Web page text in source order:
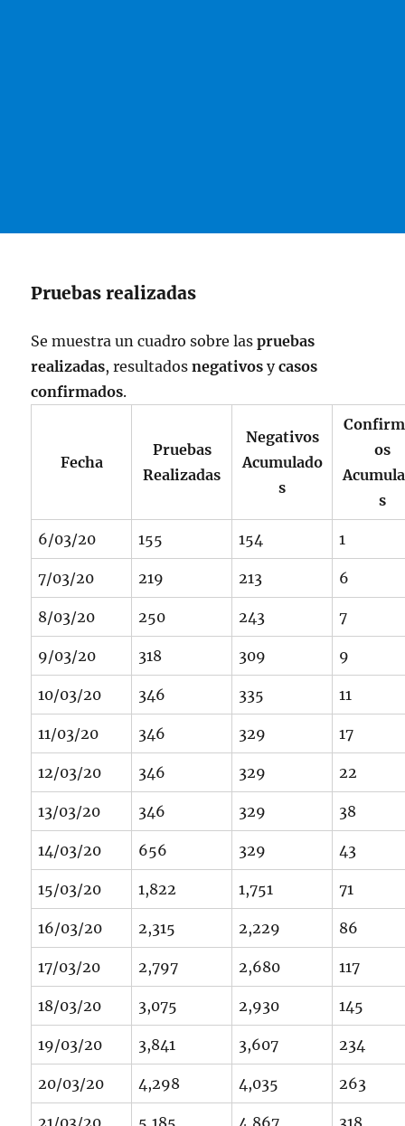
Pruebas realizadas
Se muestra un cuadro sobre laspruebas
realizadas, resultadosnegativos ycasos
confirmados.
Fecha
Pruebas
Realizadas
Negativos
Acumulado
s
os
s
6/03/20 155 154 1
7/03/20 219 213 6
8/03/20 250 243 7
9/03/20 318 309 9
10/03/20 346 335 11
11/03/20 346 329 17
12/03/20 346 329 22
13/03/20 346 329 38
14/03/20 656 329 43
15/03/20 1,822 1,751 71
16/03/20 2,315 2,229 86
17/03/20 2,797 2,680 117
18/03/20 3,075 2,930 145
19/03/20 3,841 3,607 234
20/03/20 4,298 4,035 263
21/03/20 5,185 4,867 318